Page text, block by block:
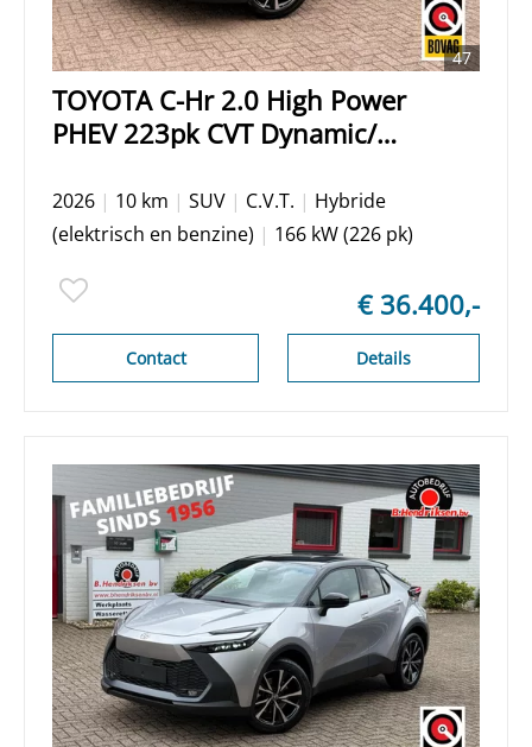
47
TOYOTA C-Hr 2.0 High Power
PHEV 223pk CVT Dynamic/
Carplay/ Keyless entry/ Stuur +
Stoelverwarming/ Camera
2026 | 10 km | SUV | C.V.T. | Hybride
(elektrisch en benzine) | 166 kW (226 pk)
€ 36.400,-
Details
Contact